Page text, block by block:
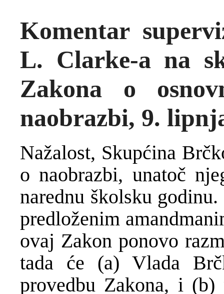
Komentar
L. Clarke-a na
Zakona o
naobrazbi, 9.
Nažalost, Skupćina
o naobrazbi, unatoč
narednu školsku
predloženim
ovaj Zakon ponovo
tada će (a) Vlada
provedbu Zakona, i